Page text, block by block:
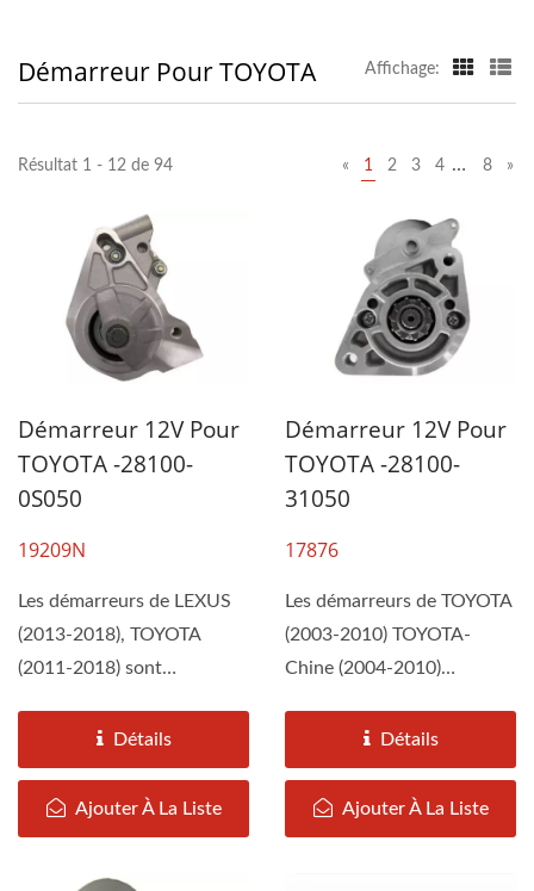
Démarreur Pour TOYOTA Affichage:
Résultat 1 - 12 de 94 « 1 2 3 4 … 8 »
Démarreur 12V Pour
TOYOTA -28100-
0S050
19209N
Les démarreurs de LEXUS
(2013-2018), TOYOTA
(2011-2018) sont
Détails
Ajouter À La Liste
Démarreur 12V Pour
TOYOTA -28100-
31050
17876
Les démarreurs de TOYOTA
(2003-2010) TOYOTA-
Chine (2004-2010)
assemblés...Détails
Ajouter À La Liste